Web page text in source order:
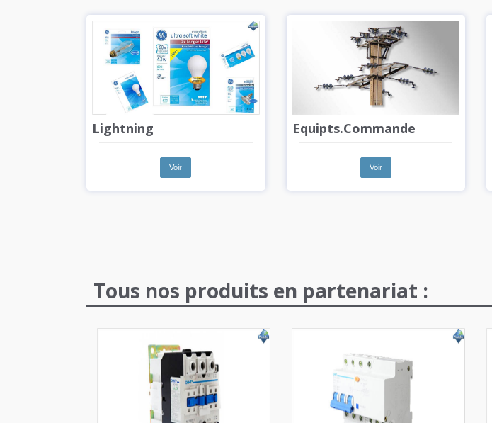
Lightning
Voir
Equipts.Commande
Voir
Tous nos produits en partenariat :